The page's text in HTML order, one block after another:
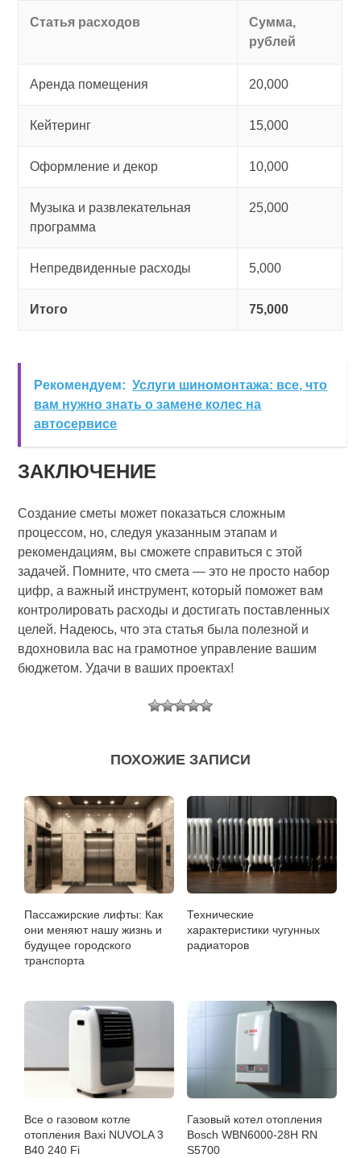
Статья расходов
Сумма,
рублей
Аренда помещения 20,000
Кейтеринг 15,000
Оформление и декор 10,000
Музыка и развлекательная
программа
25,000
Непредвиденные расходы 5,000
Итого 75,000
Рекомендуем: Услуги шиномонтажа: все, что
вам нужно знать о замене колес на
автосервисе
ЗАКЛЮЧЕНИЕ
Создание сметы может показаться сложным
процессом, но, следуя указанным этапам и
рекомендациям, вы сможете справиться с этой
задачей. Помните, что смета — это не просто набор
цифр, а важный инструмент, который поможет вам
контролировать расходы и достигать поставленных
целей. Надеюсь, что эта статья была полезной и
вдохновила вас на грамотное управление вашим
бюджетом. Удачи в ваших проектах!
ПОХОЖИЕ ЗАПИСИ
Пассажирские лифты: Как
они меняют нашу жизнь и
будущее городского
транспорта
Технические
характеристики чугунных
радиаторов
Все о газовом котле
отопления Baxi NUVOLA 3
B40 240 Fi
Газовый котел отопления
Bosch WBN6000-28H RN
S5700